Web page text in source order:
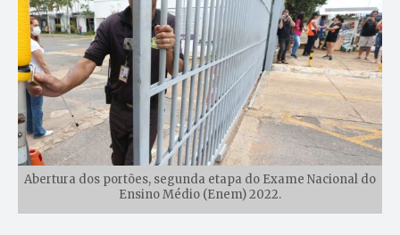
Abertura dos portões, segunda etapa do Exame Nacional do
Ensino Médio (Enem) 2022.